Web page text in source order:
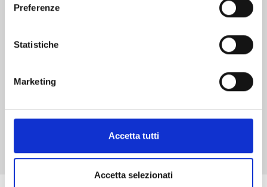
Preferenze
Statistiche
Marketing
Accetta tutti
Accetta selezionati